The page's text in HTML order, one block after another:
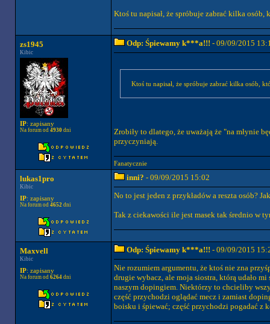
Ktoś tu napisał, że spróbuje zabrać kilka
zs1945
Kibic
IP: zapisany
Na forum od 4930dni
Odp: Śpiewamy k***a!!! - 09/09/2015
Ktoś tu napisał, że spróbuje zabrać kilka osób,
Zrobiły to dlatego, że uważają że "na młynie
przyczyniają.
Fanatycznie
lukas1pro
Kibic
IP: zapisany
Na forum od 4652dni
inni? - 09/09/2015 15:02
No to jest jeden z przykładów a reszta osób?
Tak z ciekawości ile jest masek tak średnio w
Maxvell
Kibic
IP: zapisany
Na forum od 6264dni
Odp: Śpiewamy k***a!!! - 09/09/2015
Nie rozumiem argumentu, że ktoś nie zna
drugie wybacz, ale moja siostra, którą udało
naszym dopingiem. Niektórzy to chcieliby
część przychodzi oglądać mecz i zamiast
boisku i śpiewać; część przychodzi pogadać z